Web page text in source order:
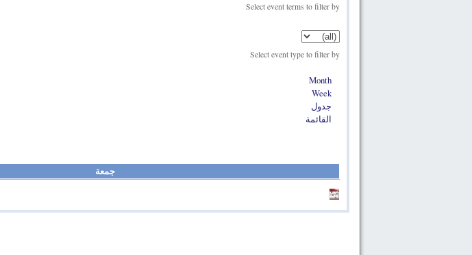
Select event terms to filter by
Select event type to filter by
Month
Week
جدول
القائمة
جمعة